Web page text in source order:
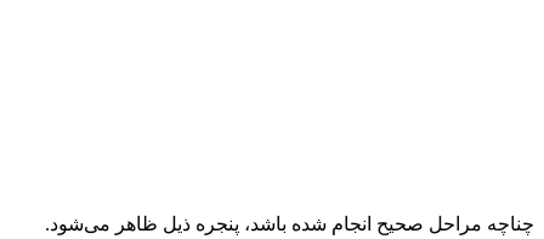
چناچه مراحل صحیح انجام شده باشد، پنجره ذیل ظاهر می‌شود.